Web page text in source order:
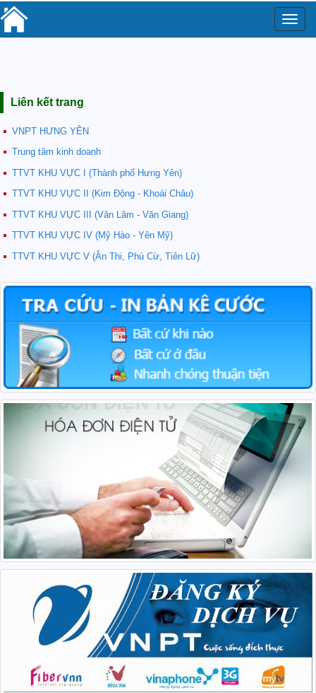
Toggle
Liên kết trang
VNPT HƯNG YÊN
Trung tâm kinh doanh
TTVT KHU VỰC I (Thành phố Hưng Yên)
TTVT KHU VỰC II (Kim Động - Khoái Châu)
TTVT KHU VỰC III (Văn Lâm - Văn Giang)
TTVT KHU VỰC IV (Mỹ Hào - Yên Mỹ)
TTVT KHU VỰC V (Ân Thi, Phù Cừ, Tiên Lữ)